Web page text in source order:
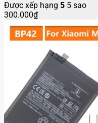
Được xếp hạng 5 5 sao
300.000₫